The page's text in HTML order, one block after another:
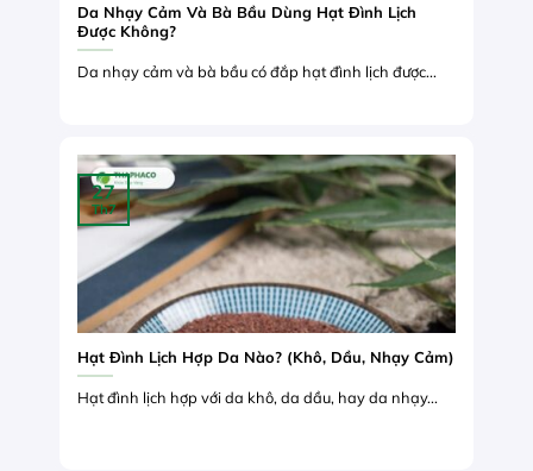
Da Nhạy Cảm Và Bà Bầu Dùng Hạt Đình Lịch
Được Không?
Da nhạy cảm và bà bầu có đắp hạt đình lịch được...
Hạt Đình Lịch Hợp Da Nào? (Khô, Dầu, Nhạy Cảm)
Hạt đình lịch hợp với da khô, da dầu, hay da nhạy...
27
Th7